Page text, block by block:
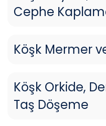
Cephe
Köşk Mermer
Köşk Orkide,
Taş Döşeme